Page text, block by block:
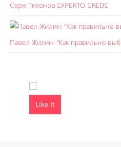
Серж Тихонов EXPERTO CREDE
Павел Жилин: “Как правильно
Like It